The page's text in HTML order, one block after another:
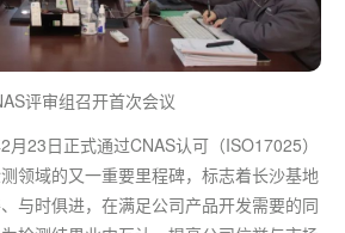
评审组召开首次会议
23日正式通过CNAS认可（ISO17025）
领域的又一重要里程碑，标志着长沙基地
与时俱进，在满足公司产品开发需要的同